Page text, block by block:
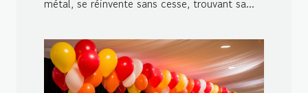
métal, se réinvente sans cesse, trouvant sa...